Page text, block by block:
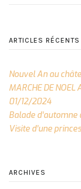
ARTICLES RÉCENTS
Nouvel An au
MARCHE DE NOEL
01/12/2024
Balade
Visite d’une
ARCHIVES